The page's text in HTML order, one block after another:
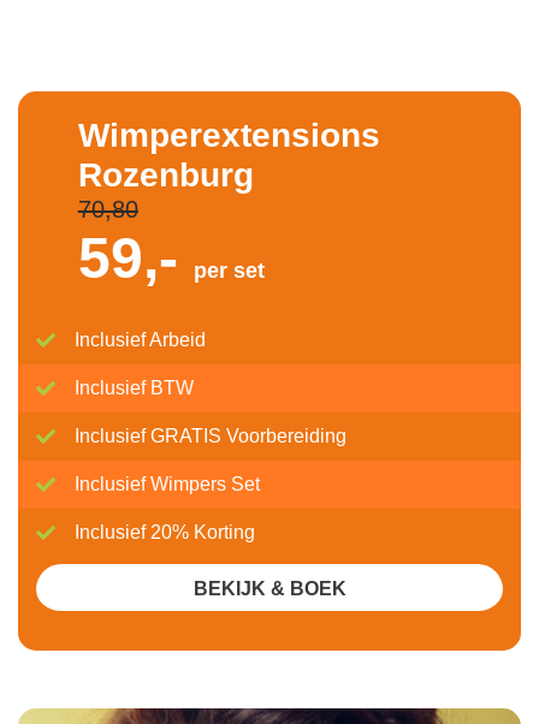
Wimperextensions
Rozenburg
70,80
59,- per set
Inclusief Arbeid
Inclusief BTW
Inclusief GRATIS Voorbereiding
Inclusief Wimpers Set
Inclusief 20% Korting
BEKIJK & BOEK